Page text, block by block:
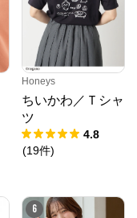
Honeys
ちいかわ／Ｔシャ
ツ
4.8
(19件)
6